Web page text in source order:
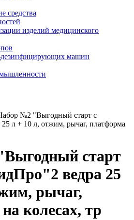
средства
изделий медицинского
машин
№2 "Выгодный старт с
л + 10 л, отжим, рычаг, платформа
старт
ведра 25
рычаг,
колесах, тр